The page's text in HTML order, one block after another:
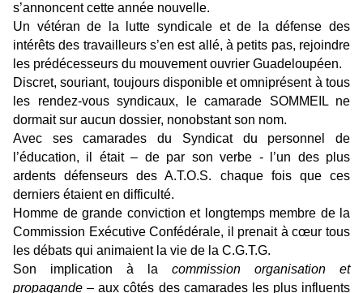
s’annoncent cette année nouvelle.
Un vétéran de la lutte syndicale et de la défense des
intérêts des travailleurs s’en est allé, à petits pas, rejoindre
les prédécesseurs du mouvement ouvrier Guadeloupéen.
Discret, souriant, toujours disponible et omniprésent à tous
les rendez-vous syndicaux, le camarade SOMMEIL ne
dormait sur aucun dossier, nonobstant son nom.
Avec ses camarades du Syndicat du personnel de
l’éducation, il était – de par son verbe - l’un des plus
ardents défenseurs des A.T.O.S. chaque fois que ces
derniers étaient en difficulté.
Homme de grande conviction et longtemps membre de la
Commission Exécutive Confédérale, il prenait à cœur tous
les débats qui animaient la vie de la C.G.T.G.
Son implication à la commission organisation et
propagande – aux côtés des camarades les plus influents